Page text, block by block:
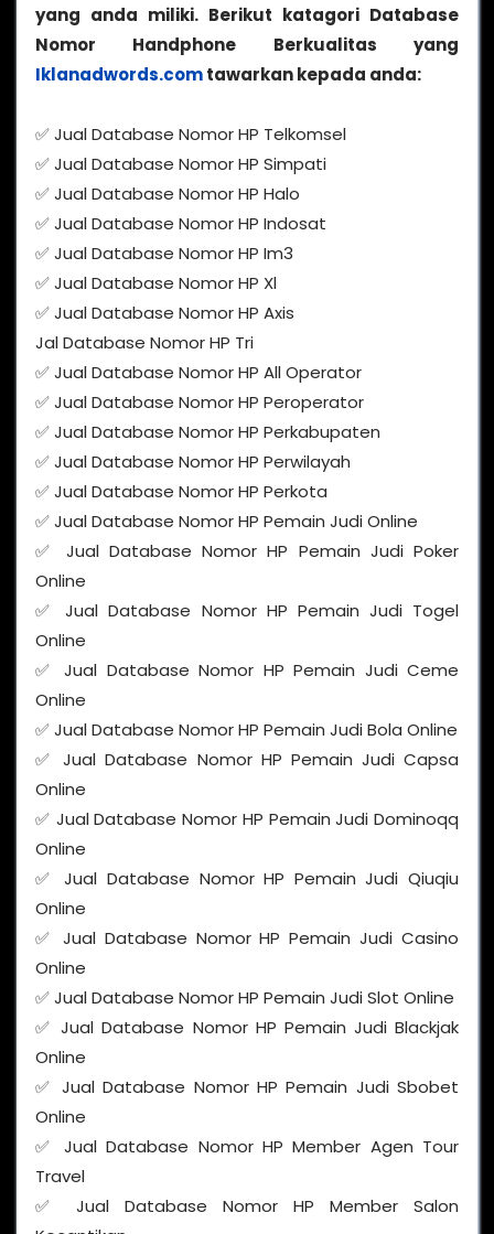
yang anda miliki. Berikut katagori Database
Nomor Handphone Berkualitas yang
Iklanadwords.comtawarkan kepada anda:
✅ Jual Database Nomor HP Telkomsel
✅ Jual Database Nomor HP Simpati
✅ Jual Database Nomor HP Halo
✅ Jual Database Nomor HP Indosat
✅ Jual Database Nomor HP Im3
✅ Jual Database Nomor HP Xl
✅ Jual Database Nomor HP Axis
Jal Database Nomor HP Tri
✅ Jual Database Nomor HP All Operator
✅ Jual Database Nomor HP Peroperator
✅ Jual Database Nomor HP Perkabupaten
✅ Jual Database Nomor HP Perwilayah
✅ Jual Database Nomor HP Perkota
✅ Jual Database Nomor HP Pemain Judi Online
✅ Jual Database Nomor HP Pemain Judi Poker
Online
✅ Jual Database Nomor HP Pemain Judi Togel
Online
✅ Jual Database Nomor HP Pemain Judi Ceme
Online
✅ Jual Database Nomor HP Pemain Judi Bola Online
✅ Jual Database Nomor HP Pemain Judi Capsa
Online
✅ Jual Database Nomor HP Pemain Judi Dominoqq
Online
✅ Jual Database Nomor HP Pemain Judi Qiuqiu
Online
✅ Jual Database Nomor HP Pemain Judi Casino
Online
✅ Jual Database Nomor HP Pemain Judi Slot Online
✅ Jual Database Nomor HP Pemain Judi Blackjak
Online
✅ Jual Database Nomor HP Pemain Judi Sbobet
Online
✅ Jual Database Nomor HP Member Agen Tour
Travel
✅ Jual Database Nomor HP Member Salon